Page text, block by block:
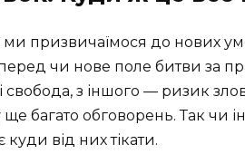
ми призвичаїмося до нових
чи нове поле битви за
і свобода, з іншого — ризик
багато обговорень. Так чи
від них тікати.